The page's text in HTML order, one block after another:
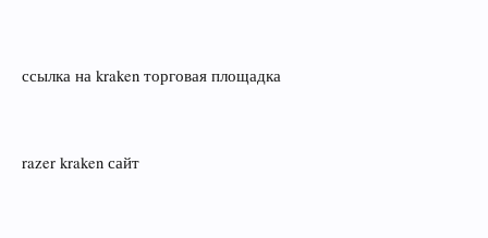
ссылка на kraken торговая площадка
razer kraken сайт